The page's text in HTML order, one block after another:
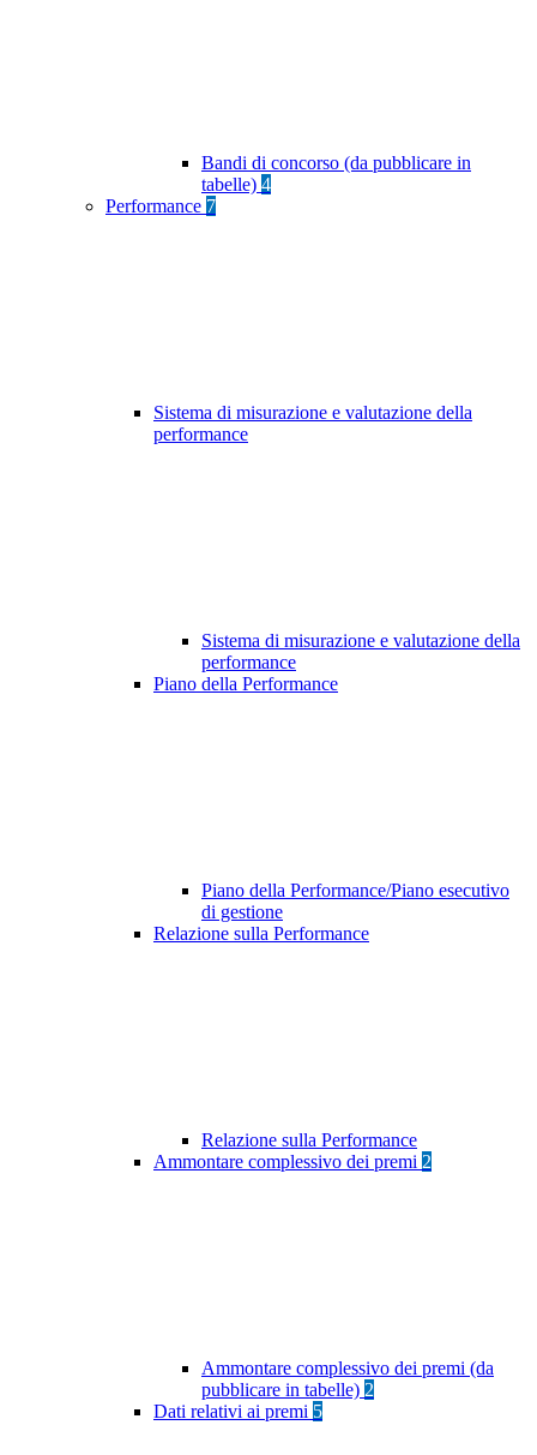
Bandi di concorso (da pubblicare in
tabelle) 4
Performance 7
Sistema di misurazione e valutazione della
performance
Sistema di misurazione e valutazione della
performance
Piano della Performance
Piano della Performance/Piano esecutivo
di gestione
Relazione sulla Performance
Relazione sulla Performance
Ammontare complessivo dei premi 2
Ammontare complessivo dei premi (da
pubblicare in tabelle) 2
Dati relativi ai premi 5